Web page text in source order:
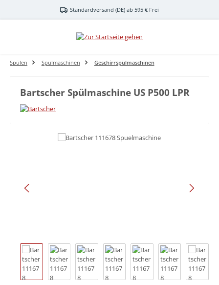
Zum Hauptinhalt springenStandardversand (DE) ab 595 € Frei
Spülen Spülmaschinen Geschirrspülmaschinen
Bartscher Spülmaschine US P500 LPR
Bildergalerie überspringen